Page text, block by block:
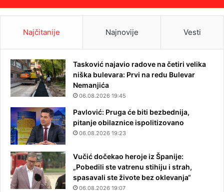
Najčitanije Najnovije Vesti
Tasković najavio radove na četiri velika
niška bulevara: Prvi na redu Bulevar
Nemanjića
06.08.2026 19:45
Pavlović: Pruga će biti bezbednija,
pitanje obilaznice ispolitizovano
06.08.2026 19:23
Vučić dočekao heroje iz Španije:
„Pobedili ste vatrenu stihiju i strah,
spasavali ste živote bez oklevanja“
06.08.2026 19:07